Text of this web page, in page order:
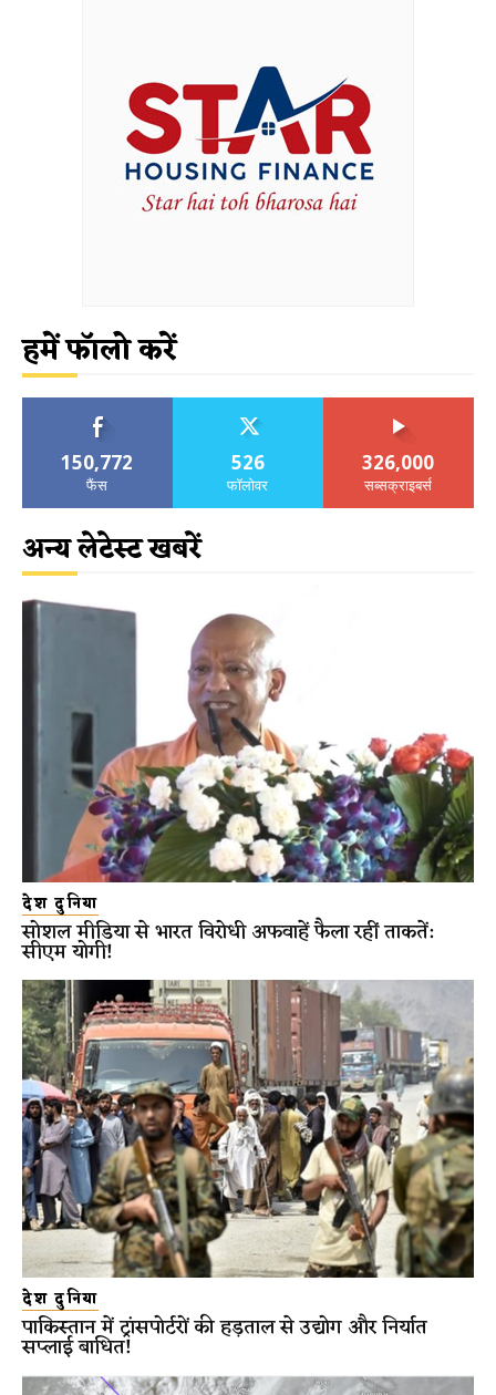
हमें फॉलो करें
150,772
फैंस
526
फॉलोवर
326,000
सब्सक्राइबर्स
अन्य लेटेस्ट खबरें
देश दुनिया
सोशल मीडिया से भारत विरोधी अफवाहें फैला रहीं ताकतें:
सीएम योगी!
देश दुनिया
पाकिस्तान में ट्रांसपोर्टरों की हड़ताल से उद्योग और निर्यात
सप्लाई बाधित!